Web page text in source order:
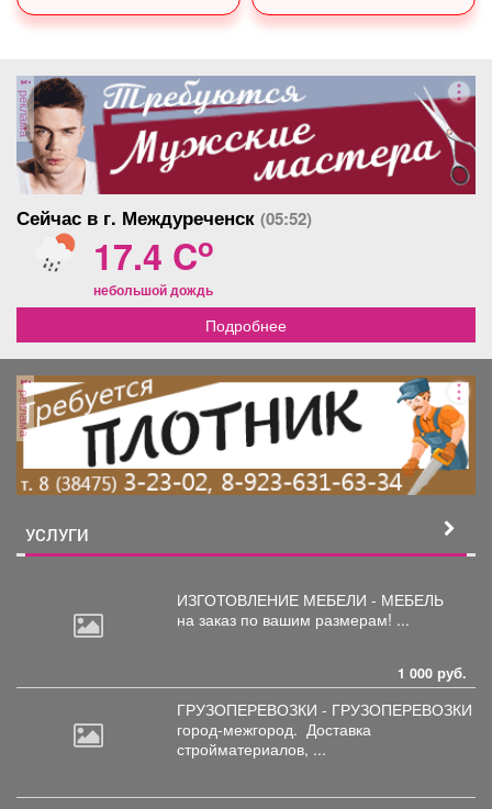
реклама
Сейчас в г. Междуреченск (05:52)
17.4 Co
небольшой дождь
Подробнее
реклама
УСЛУГИ
ИЗГОТОВЛЕНИЕ МЕБЕЛИ - МЕБЕЛЬ
на заказ по вашим размерам! ...
1 000 руб.
ГРУЗОПЕРЕВОЗКИ - ГРУЗОПЕРЕВОЗКИ
город-межгород. Доставка
стройматериалов, ...